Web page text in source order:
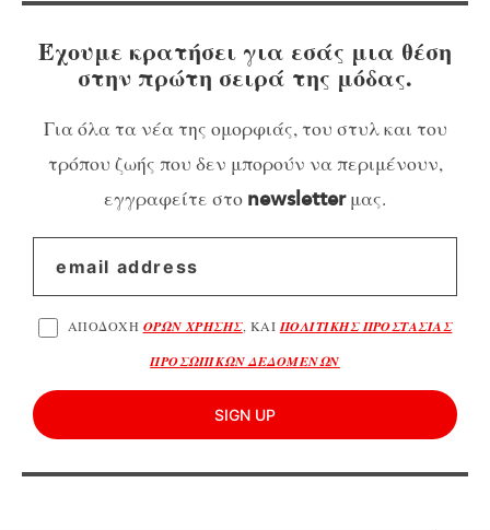
Έχουμε κρατήσει για εσάς μια θέση
στην πρώτη σειρά της μόδας.
Για όλα τα νέα της ομορφιάς, του στυλ και του
τρόπου ζωής που δεν μπορούν να περιμένουν,
εγγραφείτε στο newsletterμας.
ΑΠΟΔΟΧΗ ΟΡΩΝ ΧΡΗΣΗΣ, ΚΑΙ ΠΟΛΙΤΙΚΗΣ ΠΡΟΣΤΑΣΙΑΣ
ΠΡΟΣΩΠΙΚΩΝ ΔΕΔΟΜΕΝΩΝ
SIGN UP